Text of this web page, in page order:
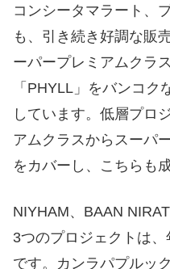
コンシータマラート、
も、引き続き好調な販
ーパープレミアムクラ
「PHYLL」をバンコク
しています。低層プロ
アムクラスからスーパ
をカバーし、こちらも
NIYHAM、BAAN
3つのプロジェクトは
です。カンラパプルッ